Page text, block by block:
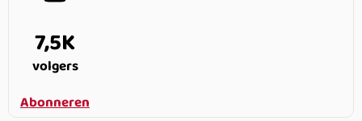
7,5K
volgers
Abonneren